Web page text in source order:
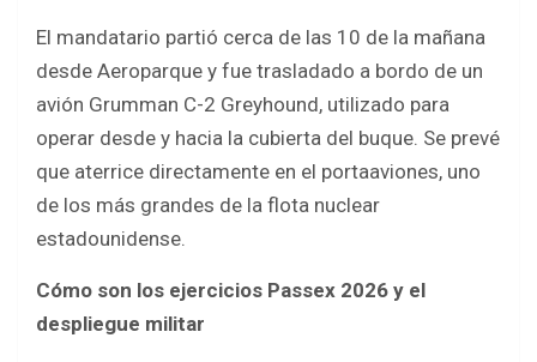
El mandatario partió cerca de las 10 de la mañana
desde Aeroparque y fue trasladado a bordo de un
avión Grumman C-2 Greyhound, utilizado para
operar desde y hacia la cubierta del buque. Se prevé
que aterrice directamente en el portaaviones, uno
de los más grandes de la flota nuclear
estadounidense.
Cómo son los ejercicios Passex 2026 y el
despliegue militar